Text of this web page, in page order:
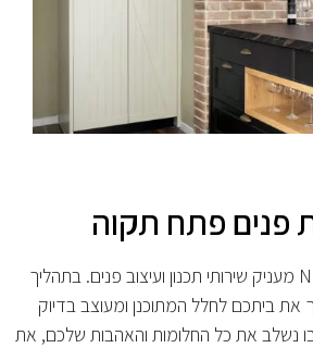
פנים פתח תקוה
סטודיו Naya's Design מעניק שירותי תכנון ועיצוב פנים. בתהליך
ביתכם לחלל המתוכנן ומעוצב בדיוק
נשלב את כל החלומות והאהבות שלכם, את